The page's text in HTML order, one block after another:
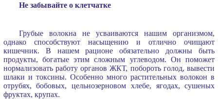
Не забывайте о клетчатке
Грубые волокна не усваиваются нашим организмом,
однако способствуют насыщению и отлично очищают
кишечник. В нашем рационе обязательно должны быть
продукты, богатые этим сложным углеводом. Он поможет
нормализовать работу органов ЖКТ, побороть голод, вывести
шлаки и токсины. Особенно много растительных волокон в
отрубях, бобовых, цельнозерновом хлебе, ягодах, сушеных
фруктах, крупах.